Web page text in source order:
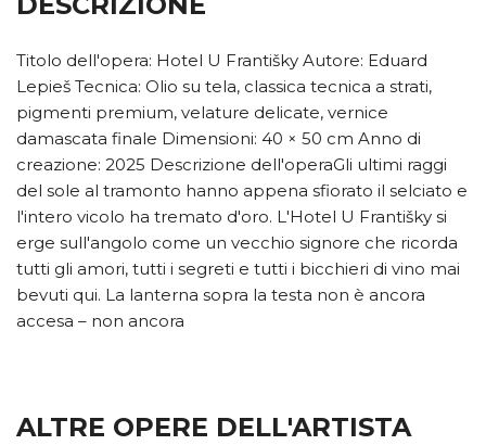
Titolo dell'opera: Hotel U Františky Autore: Eduard
Lepieš Tecnica: Olio su tela, classica tecnica a strati,
pigmenti premium, velature delicate, vernice
damascata finale Dimensioni: 40 × 50 cm Anno di
creazione: 2025 Descrizione dell'operaGli ultimi raggi
del sole al tramonto hanno appena sfiorato il selciato e
l'intero vicolo ha tremato d'oro. L'Hotel U Františky si
erge sull'angolo come un vecchio signore che ricorda
tutti gli amori, tutti i segreti e tutti i bicchieri di vino mai
bevuti qui. La lanterna sopra la testa non è ancora
accesa – non ancora
ALTRE OPERE DELL'ARTISTA